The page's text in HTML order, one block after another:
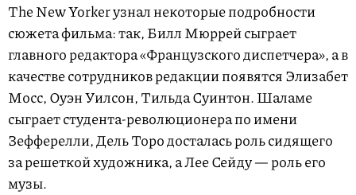
The New Yorker узнал некоторые подробности
сюжета фильма: так, Билл Мюррей сыграет
главного редактора «Французского диспетчера», а в
качестве сотрудников редакции появятся Элизабет
Мосс, Оуэн Уилсон, Тильда Суинтон. Шаламе
сыграет студента-революционера по имени
Зефферелли, Дель Торо досталась роль сидящего
за решеткой художника, а Лее Сейду — роль его
музы.